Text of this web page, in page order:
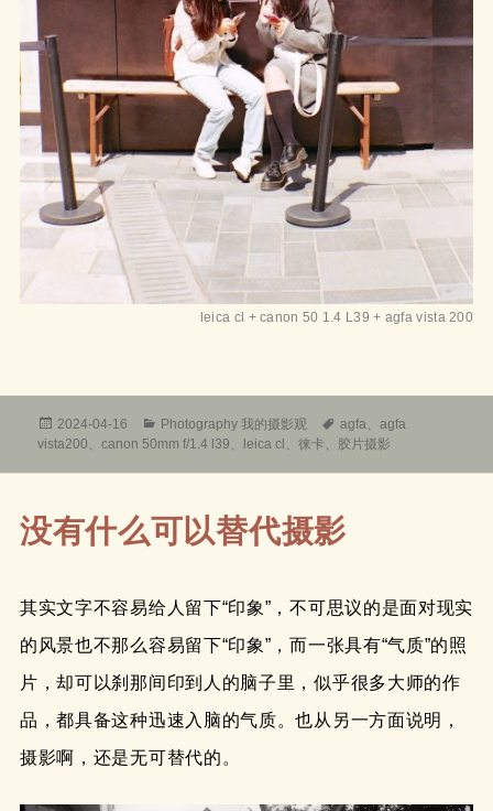
leica cl + canon 50 1.4 L39 + agfa vista 200
发
布
2024-04-16
分
类
Photography 我的摄影观
标
签
agfa、agfa
vista200 、canon 50mm f/1.4 l39 、 leica cl 、徕卡 、 胶片摄影
没有什么可以替代摄影
其实文字不容易给人留下“印象”，不可思议的是面对现实
的风景也不那么容易留下“印象”，而一张具有“气质”的照
片，却可以刹那间印到人的脑子里，似乎很多大师的作
品，都具备这种迅速入脑的气质。也从另一方面说明，
摄影啊，还是无可替代的。